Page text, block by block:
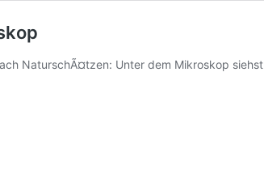
NaturschÃ¤tzen: Unter dem Mikroskop